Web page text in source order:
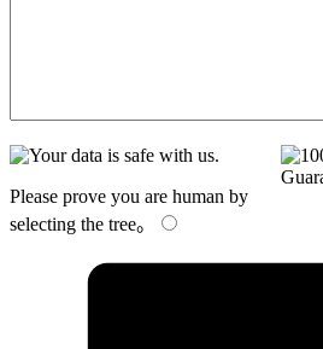
Please prove you are human by
selecting the tree。